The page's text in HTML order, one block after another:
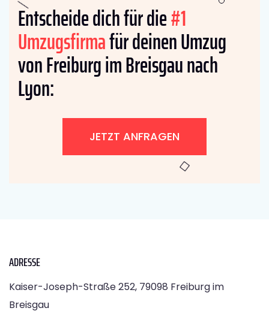
Entscheide dich für die#1
Umzugsfirmafür deinen Umzug
von Freiburg im Breisgau nach
Lyon:
JETZT ANFRAGEN
ADRESSE
Kaiser-Joseph-Straße 252, 79098 Freiburg im
Breisgau